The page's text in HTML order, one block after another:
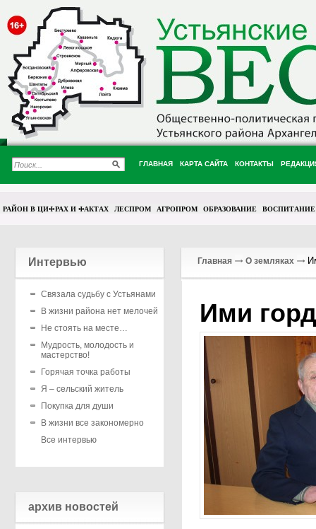
ГЛАВНАЯ КАРТА САЙТА КОНТАКТЫ
РАЙОН В ЦИФРАХ И ФАКТАХ ЛЕСПРОМ АГРОПРОМ ОБРАЗОВАНИЕ ВОСПИТАНИЕ
Интервью
Связала судьбу с Устьянами
В жизни района нет мелочей
Не стоять на месте…
Мудрость, молодость и
мастерство!
Горячая точка работы
Я – сельский житель
Покупка для души
В жизни все закономерно
Все интервью
архив новостей
Главная О земляках
Ими